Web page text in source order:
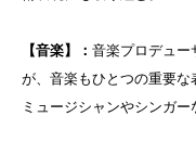
【音楽】： 音楽プロデュー
が、音楽もひとつの重要な
ミュージシャンやシンガー